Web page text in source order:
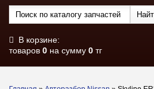
В корзине:
товаров 0 на сумму 0 тг